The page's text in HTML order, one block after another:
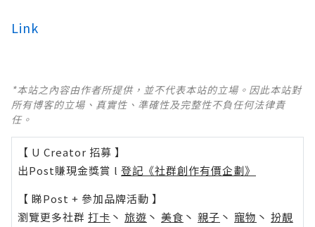
Link
*本站之內容由作者所提供，並不代表本站的立場。因此本站對
所有博客的立場、真實性、準確性及完整性不負任何法律責
任。
【 U Creator 招募 】
出Post賺現金獎賞 l 登記《社群創作有價企劃》
【 睇Post + 參加品牌活動 】
瀏覽更多社群 打卡 丶 旅遊 丶 美食 丶 親子 丶 寵物 丶 扮靚